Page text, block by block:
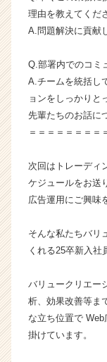
理由を教えてくだ
A.問題解決に貢献
Q.部署内でのコミ
A.チームを統括し
ョンをしっかりと
先輩たちのお話に
＝＝＝＝＝＝＝＝
次回はトレーディ
ケジュールをお送
広告運用にご興味
そんな私たちバリ
くれる25卒新入社
バリュークリエー
析、効果改善等ま
な立ち位置で
掛けています。